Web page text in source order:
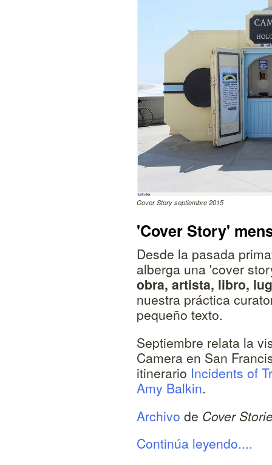
Cover Story septiembre 2015
'Cover Story'
Desde la pasada
alberga una 'cover
obra, artista, libro,
nuestra práctica
pequeño texto.
Septiembre relata la
Camera en San
itinerario Incidents of
Amy Balkin.
Archivo de Cover
Continúa leyendo....